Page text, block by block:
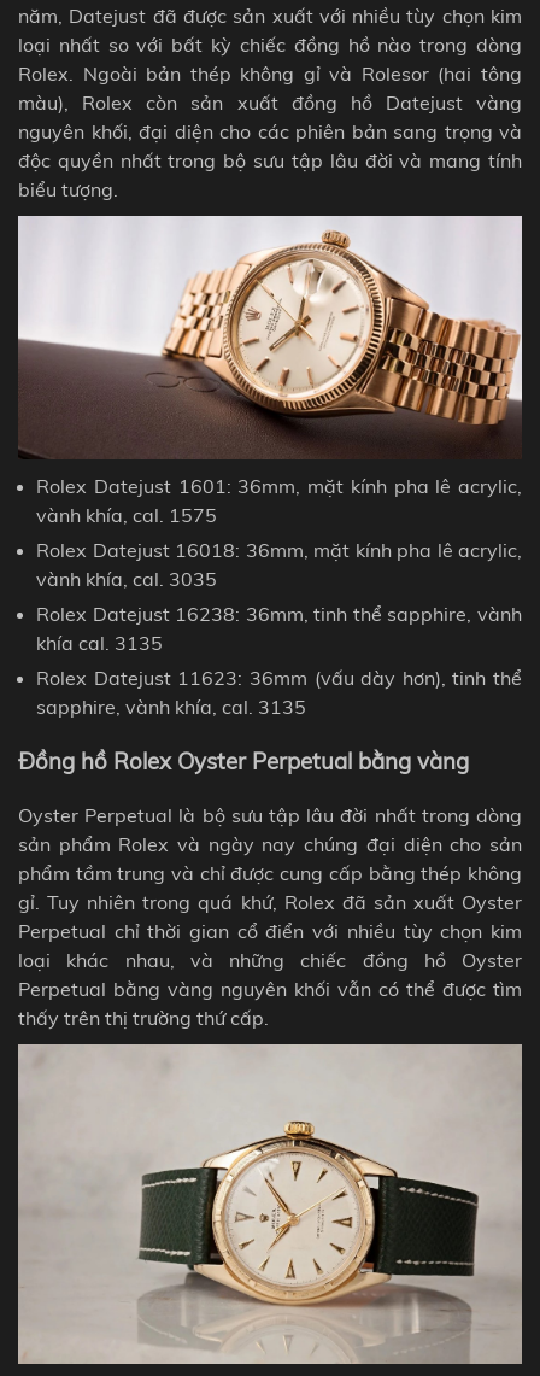
năm, Datejust đã được sản xuất với nhiều tùy chọn kim
loại nhất so với bất kỳ chiếc đồng hồ nào trong dòng
Rolex. Ngoài bản thép không gỉ và Rolesor (hai tông
màu), Rolex còn sản xuất đồng hồ Datejust vàng
nguyên khối, đại diện cho các phiên bản sang trọng và
độc quyền nhất trong bộ sưu tập lâu đời và mang tính
biểu tượng.
Rolex Datejust 1601: 36mm, mặt kính pha lê acrylic,
vành khía, cal. 1575
Rolex Datejust 16018: 36mm, mặt kính pha lê acrylic,
vành khía, cal. 3035
Rolex Datejust 16238: 36mm, tinh thể sapphire, vành
khía cal. 3135
Rolex Datejust 11623: 36mm (vấu dày hơn), tinh thể
sapphire, vành khía, cal. 3135
Đồng hồ Rolex Oyster Perpetual bằng vàng
Oyster Perpetual là bộ sưu tập lâu đời nhất trong dòng
sản phẩm Rolex và ngày nay chúng đại diện cho sản
phẩm tầm trung và chỉ được cung cấp bằng thép không
gỉ. Tuy nhiên trong quá khứ, Rolex đã sản xuất Oyster
Perpetual chỉ thời gian cổ điển với nhiều tùy chọn kim
loại khác nhau, và những chiếc đồng hồ Oyster
Perpetual bằng vàng nguyên khối vẫn có thể được tìm
thấy trên thị trường thứ cấp.